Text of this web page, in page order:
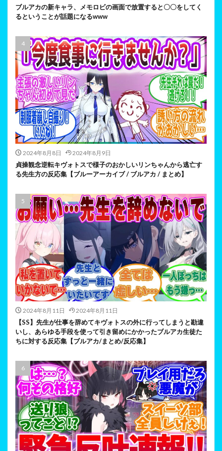
ブルアカの新キャラ、メモロビの画面で放置すると〇〇をしてく
るということが話題になるwww
2024年8月8日 2024年8月9日
貞操観念逆転キヴォトスで様子のおかしいリンちゃんから逃亡す
る先生方の反応集【ブルーアーカイブ / ブルアカ / まとめ】
2024年8月11日 2024年8月11日
【SS】先生が仕事を辞めてキヴォトスの外に行ってしまうと勘違
いし、あらゆる手段を使って引き留めにかかったブルアカ生徒た
ちに対する反応集【ブルアカ/まとめ/反応集】